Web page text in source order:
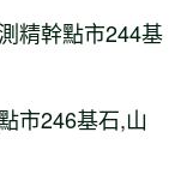
精幹點市244基
市246基石,山